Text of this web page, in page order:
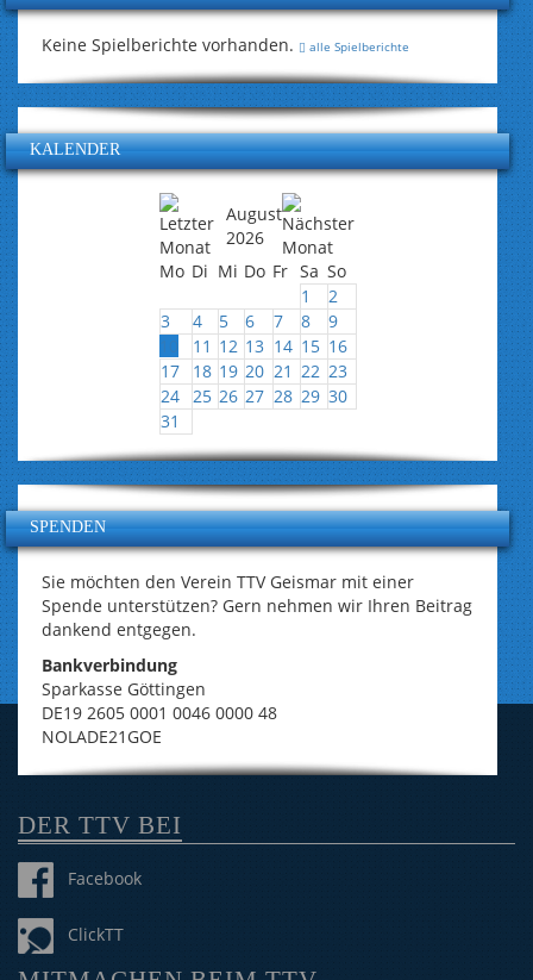
Keine Spielberichte vorhanden. alle Spielberichte
KALENDER
August
2026
Mo Di Mi Do Fr Sa So
1
2
3
4 5 6 7 8
9
11 12 13 14 15 16
17
18 19 20 21 22 23
24 25 26 27 28 29 30
31
SPENDEN
Sie möchten den Verein TTV Geismar mit einer
Spende unterstützen? Gern nehmen wir Ihren Beitrag
dankend entgegen.
Bankverbindung
Sparkasse Göttingen
DE19 2605 0001 0046 0000 48
NOLADE21GOE
DER TTV BEI
Facebook
ClickTT